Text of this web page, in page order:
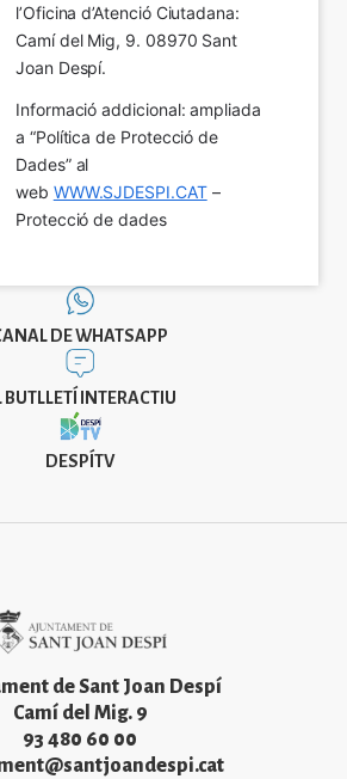
l’Oficina d’Atenció Ciutadana:
Camí del Mig, 9. 08970 Sant
Joan Despí.
Informació addicional: ampliada
a “Política de Protecció de
Dades” al
web WWW.SJDESPI.CAT –
Protecció de dades
DE WHATSAPP
BUTLLETÍ INTERACTIU
DESPÍTV
de Sant Joan Despí
Camí del Mig. 9
93 480 60 00